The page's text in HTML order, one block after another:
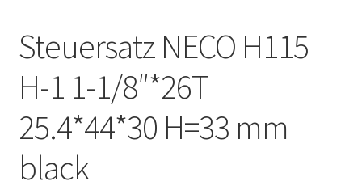
Steuersatz NECO H115
H-1 1-1/8″*26T
25.4*44*30 H=33 mm
black